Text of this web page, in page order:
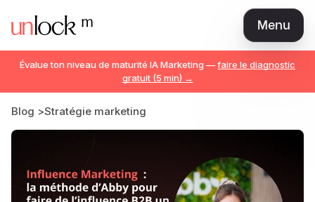
Évalue ton niveau de maturité IA Marketing —faire le diagnostic
gratuit (5 min) →
Menu
Love Brand
Marketeur AI Natif
Marketing Manager / Expert
Librairie
Tarifs
Blog >Stratégie marketing
Abby : la méthode pour faire de l’influence B2B un levier